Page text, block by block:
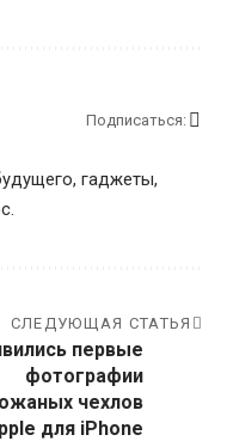
Подписаться:
гаджеты,
СЛЕДУЮЩАЯ СТАТЬЯ
первые
фотографии
чехлов
для iPhone